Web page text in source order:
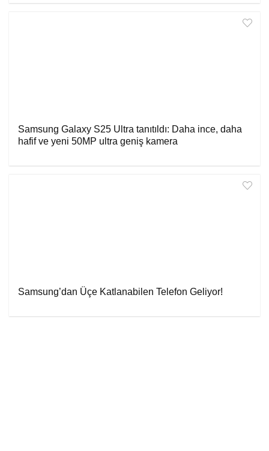
Samsung Galaxy S25 Ultra tanıtıldı: Daha ince, daha
hafif ve yeni 50MP ultra geniş kamera
Samsung’dan Üçe Katlanabilen Telefon Geliyor!